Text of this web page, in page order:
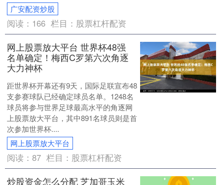
广安配资炒股
阅读： 166 栏目： 股票杠杆配资
网上股票放大平台 世界杯48强
名单确定！梅西C罗第六次角逐
大力神杯
距世界杯开幕还有9天，国际足联宣布48
支参赛球队已经确定球员名单。1248名
球员将参与世界足球最高水平的角逐网
上股票放大平台，其中891名球员则是首
次参加世界杯....
网上股票放大平台
阅读：87 栏目： 股票杠杆配资
炒股资金怎么分配 芝加哥玉米